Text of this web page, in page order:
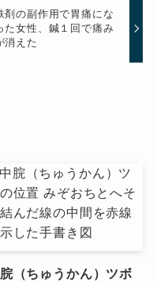
剤の副作用で胃痛にな
た女性、鍼１回で痛み
消えた
（ちゅうかん）ツボ